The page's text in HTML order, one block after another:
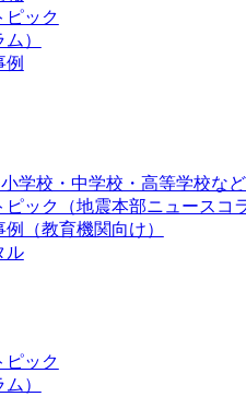
ピック
）
例
学校・中学校・高等学校な
ック（地震本部ニュースコ
（教育機関向け）
ル
ピック
）